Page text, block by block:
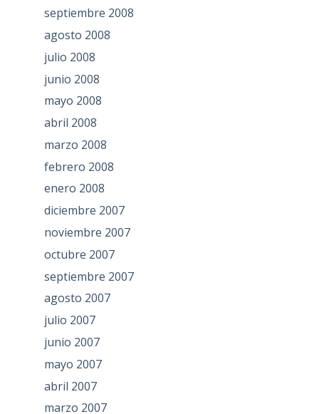
septiembre 2008
agosto 2008
julio 2008
junio 2008
mayo 2008
abril 2008
marzo 2008
febrero 2008
enero 2008
diciembre 2007
noviembre 2007
octubre 2007
septiembre 2007
agosto 2007
julio 2007
junio 2007
mayo 2007
abril 2007
marzo 2007